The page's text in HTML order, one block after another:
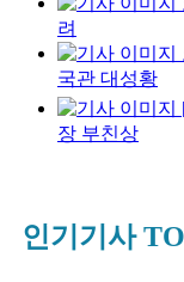
려
국관 대성황
장 부친상
인기기사